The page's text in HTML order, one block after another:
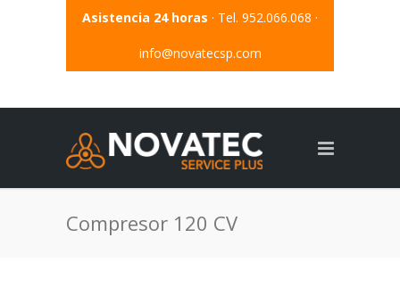
Asistencia 24 horas · Tel. 952.066.068 ·
info@novatecsp.com
Compresor 120 CV